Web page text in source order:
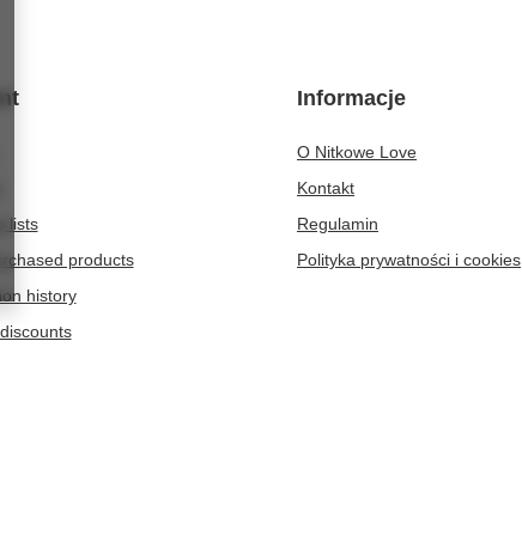
lists
products
history
Informacje
O Nitkowe Love
Kontakt
Regulamin
Polityka prywatności i cookies